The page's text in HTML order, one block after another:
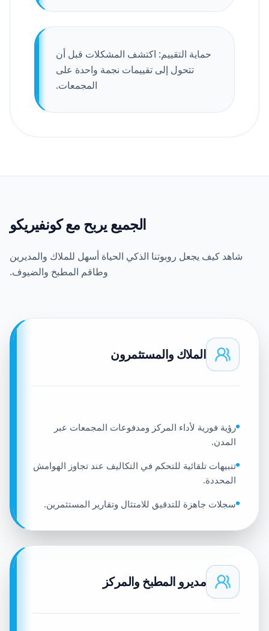
حماية التقييم: اكتشف المشكلات قبل أن
تتحول إلى تقييمات نجمة واحدة على
المجمعات.
الجميع يربح مع كونفيريكو
شاهد كيف يجعل روبوتنا الذكي الحياة أسهل للملاك والمديرين
وطاقم المطبخ والضيوف.
الملاك والمستثمرون
رؤية فورية لأداء المركز ومدفوعات المجمعات عبر
المدن.
تنبيهات تلقائية للتحكم في التكاليف عند تجاوز الهوامش
المحددة.
سجلات جاهزة للتدقيق للامتثال وتقارير المستثمرين.
مديرو المطبخ والمركز